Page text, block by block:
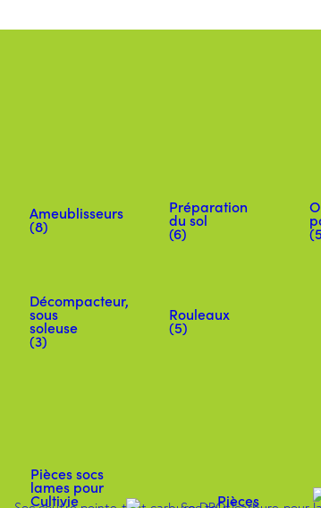
Ameublisseurs
(8)
Préparation
du sol
(6)
Décompacteur,
sous
soleuse
(3)
Rouleaux
(5)
Pièces socs
lames pour
Cultivie Pièces